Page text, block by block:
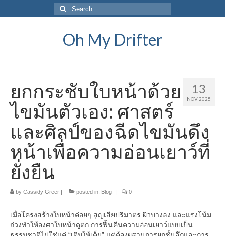
Search
for:
Oh My Drifter
13
NOV 2025
ยกกระชับใบหน้าด้วย
ไขมันตัวเอง: ศาสตร์
และศิลป์ของฉีดไขมันดึง
หน้าเพื่อความอ่อนเยาว์ที่
ยั่งยืน
by Cassidy Greer | posted in: Blog | 0
เมื่อโครงสร้างใบหน้าค่อยๆ สูญเสียปริมาตร ผิวบางลง และแรงโน้ม
ถ่วงทำให้องศาใบหน้าดูตก การฟื้นคืนความอ่อนเยาว์แบบเป็น